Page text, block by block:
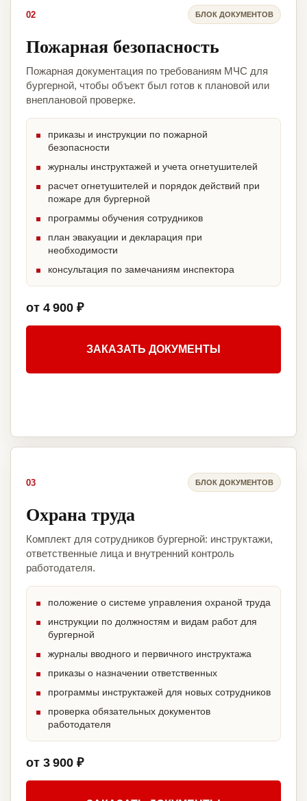
02 БЛОК ДОКУМЕНТОВ
Пожарная безопасность
Пожарная документация по требованиям МЧС для
бургерной, чтобы объект был готов к плановой или
внеплановой проверке.
приказы и инструкции по пожарной
безопасности
журналы инструктажей и учета огнетушителей
расчет огнетушителей и порядок действий при
пожаре для бургерной
программы обучения сотрудников
план эвакуации и декларация при
необходимости
консультация по замечаниям инспектора
от 4 900 ₽
ЗАКАЗАТЬ ДОКУМЕНТЫ
03 БЛОК ДОКУМЕНТОВ
Охрана труда
Комплект для сотрудников бургерной: инструктажи,
ответственные лица и внутренний контроль
работодателя.
положение о системе управления охраной труда
инструкции по должностям и видам работ для
бургерной
журналы вводного и первичного инструктажа
приказы о назначении ответственных
программы инструктажей для новых сотрудников
проверка обязательных документов
работодателя
от 3 900 ₽